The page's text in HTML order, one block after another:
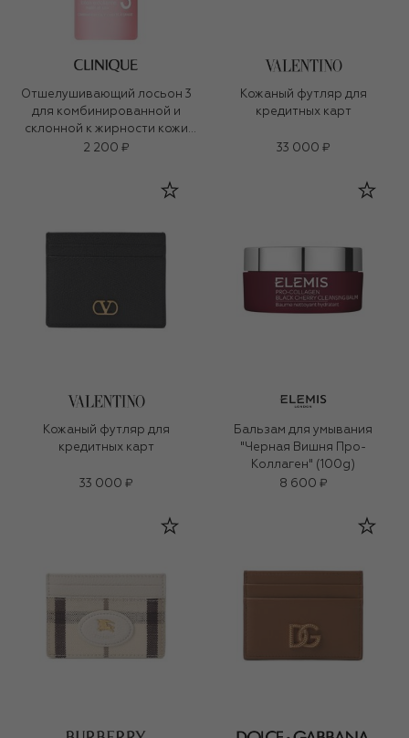
Отшелушивающий лосьон 3
для комбинированной и
склонной к жирности кожи
Clarifying Lotion (100ml)
2 200 ₽
Кожаный футляр для
кредитных карт
33 000 ₽
Кожаный футляр для
кредитных карт
33 000 ₽
Бальзам для умывания
"Черная Вишня Про-
Коллаген" (100g)
8 600 ₽